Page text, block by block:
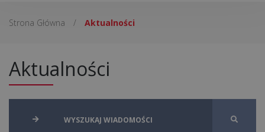
Strona Główna / Aktualności
Aktualności